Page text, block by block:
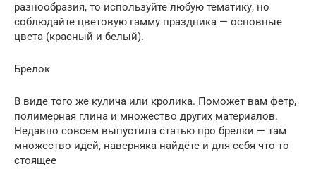
разнообразия, то используйте любую тематику, но
соблюдайте цветовую гамму праздника — основные
цвета (красный и белый).
Брелок
В виде того же кулича или кролика. Поможет вам фетр,
полимерная глина и множество других материалов.
Недавно совсем выпустила статью про брелки — там
множество идей, наверняка найдёте и для себя что-то
стоящее